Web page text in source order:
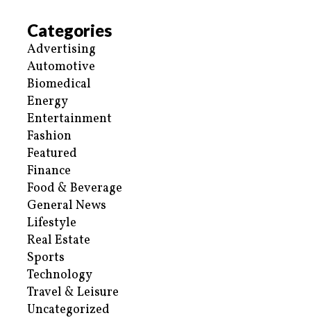
Categories
Advertising
Automotive
Biomedical
Energy
Entertainment
Fashion
Featured
Finance
Food & Beverage
General News
Lifestyle
Real Estate
Sports
Technology
Travel & Leisure
Uncategorized